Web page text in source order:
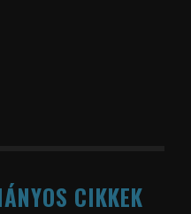
CIKKEK